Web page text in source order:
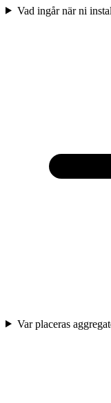
Vad ingår när ni
Var placeras